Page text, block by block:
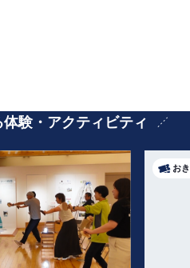
験・アクティビティ
お